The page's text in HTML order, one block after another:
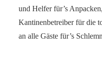
und Helfer für’s
Kantinenbetreiber für die
an alle Gäste für’s